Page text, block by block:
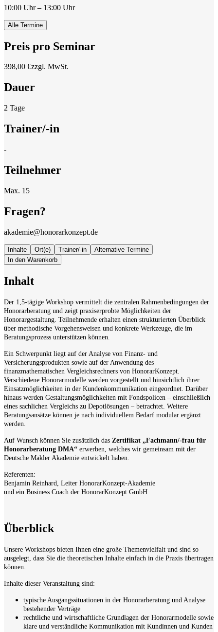
10:00 Uhr – 13:00 Uhr
Alle Termine
Preis pro Seminar
398,00 €zzgl. MwSt.
Dauer
2 Tage
Trainer/-in
-
Teilnehmer
Max. 15
Fragen?
akademie@honorarkonzept.de
Inhalte Ort(e) Trainer/-in
Alternative Termine
In den Warenkorb
Inhalt
Der 1,5-tägige Workshop vermittelt die zentralen Rahmenbedingungen der
Honorarberatung und zeigt praxiserprobte Möglichkeiten der
Honorargestaltung. Teilnehmende erhalten einen strukturierten Überblick
über methodische Vorgehensweisen und konkrete Werkzeuge, die im
Beratungsprozess unterstützen können.
Ein Schwerpunkt liegt auf der Analyse von Finanz- und
Versicherungsprodukten sowie auf der Anwendung des
finanzmathematischen Vergleichsrechners von HonorarKonzept.
Verschiedene Honorarmodelle werden vorgestellt und hinsichtlich ihrer
Einsatzmöglichkeiten in der Kundenkommunikation eingeordnet. Darüber
hinaus werden Gestaltungsmöglichkeiten mit Fondspolicen – einschließlich
eines sachlichen Vergleichs zu Depotlösungen – betrachtet. Weitere
Beratungsansätze können je nach individuellem Bedarf modular ergänzt
werden.
Auf Wunsch können Sie zusätzlich das Zertifikat „Fachmann/-frau für
Honorarberatung DMA“ erwerben, welches wir gemeinsam mit der
Deutsche Makler Akademie entwickelt haben.
Referenten:
Benjamin Reinhard, Leiter HonorarKonzept-Akademie
und ein Business Coach der HonorarKonzept GmbH
Überblick
Unsere Workshops bieten Ihnen eine große Themenvielfalt und sind so
ausgelegt, dass Sie die theoretischen Inhalte einfach in die Praxis übertragen
können.
Inhalte dieser Veranstaltung sind:
typische Ausgangssituationen in der Honorarberatung und Analyse
bestehender Verträge
rechtliche und wirtschaftliche Grundlagen der Honorar­modelle sowie
klare und verständliche Kommunikation mit Kundinnen und Kunden